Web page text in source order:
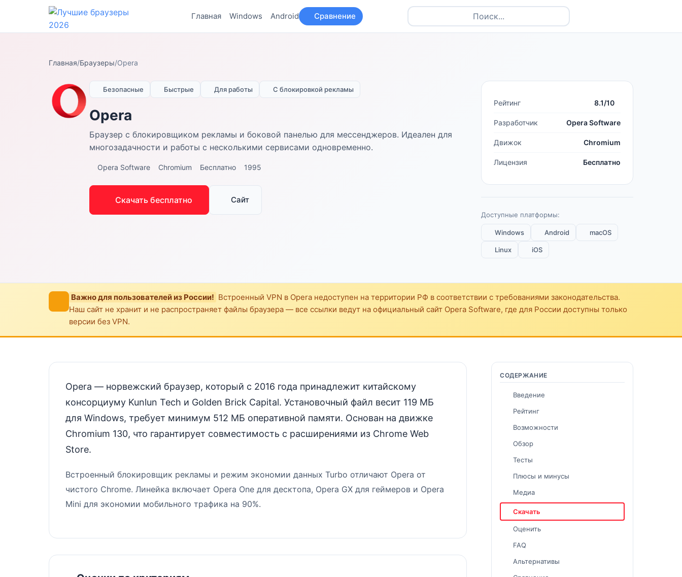
Главная Windows Android Сравнение
Главная/Браузеры/Opera
Безопасные Быстрые Для работы С блокировкой рекламы
Opera
Браузер с блокировщиком рекламы и боковой панелью для мессенджеров. Идеален для
многозадачности и работы с несколькими сервисами одновременно.
Opera Software Chromium Бесплатно 1995
Скачать бесплатно Сайт
Рейтинг 8.1/10
Разработчик Opera Software
Движок Chromium
Лицензия Бесплатно
Доступные платформы:
Windows Android macOS
Linux iOS
Важно для пользователей из России! Встроенный VPN в Opera недоступен на территории РФ в соответствии с требованиями законодательства.
Наш сайт не хранит и не распространяет файлы браузера — все ссылки ведут на официальный сайт Opera Software, где для России доступны только
версии без VPN.
Opera — норвежский браузер, который с 2016 года принадлежит китайскому
консорциуму Kunlun Tech и Golden Brick Capital. Установочный файл весит 119 МБ
для Windows, требует минимум 512 МБ оперативной памяти. Основан на движке
Chromium 130, что гарантирует совместимость с расширениями из Chrome Web
Store.
Встроенный блокировщик рекламы и режим экономии данных Turbo отличают Opera от
чистого Chrome. Линейка включает Opera One для десктопа, Opera GX для геймеров и Opera
Mini для экономии мобильного трафика на 90%.
СОДЕРЖАНИЕ
Введение
Рейтинг
Возможности
Обзор
Тесты
Плюсы и минусы
Медиа
Скачать
Оценить
FAQ
Альтернативы